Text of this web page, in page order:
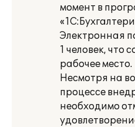
момент в
Электронная
1 человек, что
рабочее место.
Несмотря на
процессе
необходимо